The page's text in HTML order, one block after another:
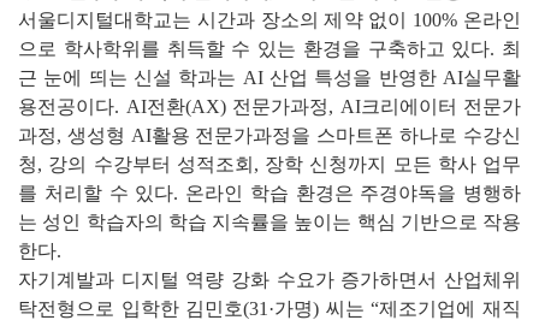
서울디지털대학교는 시간과 장소의 제약 없이 100% 온라인
으로 학사학위를 취득할 수 있는 환경을 구축하고 있다. 최
근 눈에 띄는 신설 학과는 AI 산업 특성을 반영한 AI실무활
용전공이다. AI전환(AX) 전문가과정, AI크리에이터 전문가
과정, 생성형 AI활용 전문가과정을 스마트폰 하나로 수강신
청, 강의 수강부터 성적조회, 장학 신청까지 모든 학사 업무
를 처리할 수 있다. 온라인 학습 환경은 주경야독을 병행하
는 성인 학습자의 학습 지속률을 높이는 핵심 기반으로 작용
한다.
자기계발과 디지털 역량 강화 수요가 증가하면서 산업체위
탁전형으로 입학한 김민호(31·가명) 씨는 “제조기업에 재직